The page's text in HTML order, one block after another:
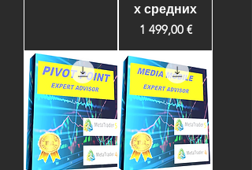
х средних
Цена
1 499,00 €